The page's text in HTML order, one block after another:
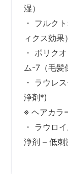
湿）
・ フルク
ィクス効果）
・ ポリク
ム-7（毛髪
・ ラウレ
浄剤*)
※ ヘアカラ
・ ラウロ
浄剤 – 低刺